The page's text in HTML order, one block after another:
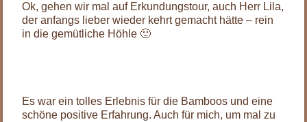
Ok, gehen wir mal auf Erkundungstour, auch Herr Lila,
der anfangs lieber wieder kehrt gemacht hätte – rein
in die gemütliche Höhle 🙂
Es war ein tolles Erlebnis für die Bamboos und eine
schöne positive Erfahrung. Auch für mich, um mal zu